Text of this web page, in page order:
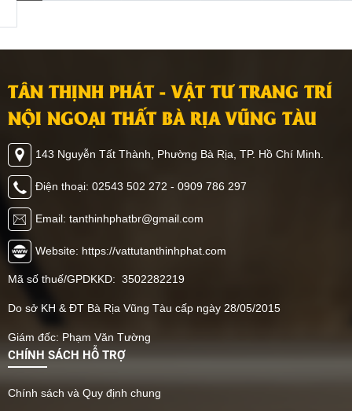
nhưng có trọng lượng nhẹ
khác mà bạn không thể
ngờ đến. Hãy cùng Tân
Thịnh Phát khám phá
ngay vật liệu này có thể
ứng dụng như thế nào
nhé.
này, Tân Thịnh Phát Bà
giúp bạn có thêm ý tưởng
trang trí không gian nhà
mình, cùng tham khảo
TÂN THỊNH PHÁT - VẬT TƯ TRANG TRÍ
NỘI NGOẠI THẤT BÀ RỊA VŨNG TÀU
143 Nguyễn Tất Thành, Phường Bà Rịa, TP. Hồ Chí Minh.
Điện thoại: 02543 502 272 - 0909 786 297
Email: tanthinhphatbr@gmail.com
Website: https://vattutanthinhphat.com
Mã số thuế/GPDKKD: 3502282219
Do sở KH & ĐT Bà Rịa Vũng Tàu cấp ngày 28/05/2015
Giám đốc: Phạm Văn Tường
CHÍNH SÁCH HỖ TRỢ
Chính sách và Quy định chung